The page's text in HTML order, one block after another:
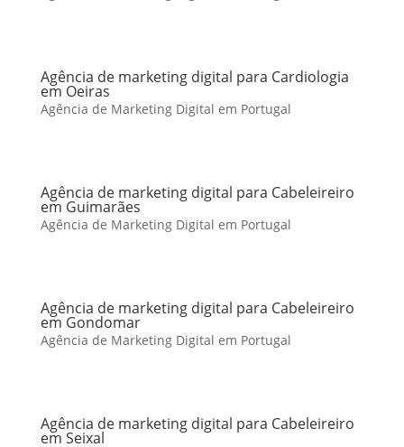
Agência de marketing digital para Cardiologia
em Oeiras
Agência de Marketing Digital em Portugal
Agência de marketing digital para Cabeleireiro
em Guimarães
Agência de Marketing Digital em Portugal
Agência de marketing digital para Cabeleireiro
em Gondomar
Agência de Marketing Digital em Portugal
Agência de marketing digital para Cabeleireiro
em Seixal